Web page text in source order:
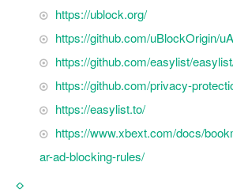
https://ublock.org/
https://github.com/uBlockOrigin/
https://github.com/easylist/
https://github.com/privacy-
https://easylist.to/
https://www.xbext.com/docs/
ar-ad-blocking-rules/